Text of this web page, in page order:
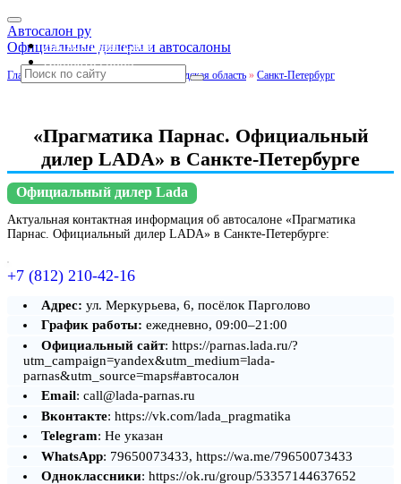
Автосалон ру
Официальные дилеры и автосалоны
Автосалоны Lada
Выбрать город
Главная » Санкт-Петербург и Ленинградская область » Санкт-Петербург
«Прагматика Парнас. Официальный
дилер LADA» в Санкте-Петербурге
Официальный дилер Lada
Актуальная контактная информация об автосалоне «Прагматика
Парнас. Официальный дилер LADA» в Санкте-Петербурге:
+7 (812) 210-42-16
Адрес: ул. Меркурьева, 6, посёлок Парголово
График работы: ежедневно, 09:00–21:00
Официальный сайт: https://parnas.lada.ru/?
utm_campaign=yandex&utm_medium=lada-
parnas&utm_source=maps#автосалон
Email: call@lada-parnas.ru
Вконтакте: https://vk.com/lada_pragmatika
Telegram: Не указан
WhatsApp: 79650073433, https://wa.me/79650073433
Одноклассники: https://ok.ru/group/53357144637652